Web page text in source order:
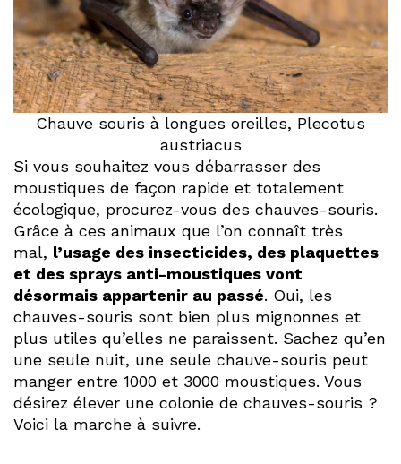
Chauve souris à longues oreilles, Plecotus
austriacus
Si vous souhaitez vous débarrasser des
moustiques de façon rapide et totalement
écologique, procurez-vous des chauves-souris.
Grâce à ces animaux que l’on connaît très
mal, l’usage des insecticides, des plaquettes
et des sprays anti-moustiques vont
désormais appartenir au passé. Oui, les
chauves-souris sont bien plus mignonnes et
plus utiles qu’elles ne paraissent. Sachez qu’en
une seule nuit, une seule chauve-souris peut
manger entre 1000 et 3000 moustiques. Vous
désirez élever une colonie de chauves-souris ?
Voici la marche à suivre.